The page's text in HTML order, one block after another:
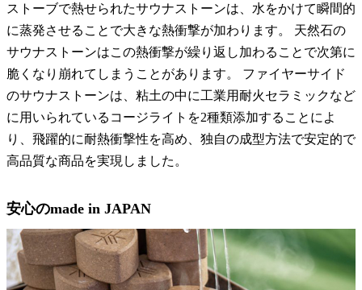
ストーブで熱せられたサウナストーンは、水をかけて瞬間的
に蒸発させることで大きな熱衝撃が加わります。 天然石の
サウナストーンはこの熱衝撃が繰り返し加わることで次第に
脆くなり崩れてしまうことがあります。 ファイヤーサイド
のサウナストーンは、粘土の中に工業用耐火セラミックなど
に用いられているコージライトを2種類添加することによ
り、飛躍的に耐熱衝撃性を高め、独自の成型方法で安定的で
高品質な商品を実現しました。
安心のmade in JAPAN